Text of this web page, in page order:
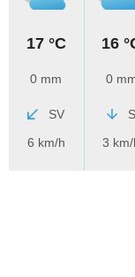
17 °C
0 mm
SV
6 km/h
16
0
S
3 km/